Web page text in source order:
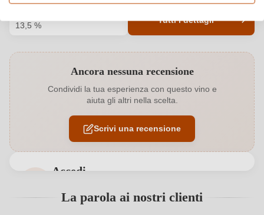
13,5 %
Tutti i dettagli
Annata 2019
Bio EU
Bio Sì
Ancora nessuna recensione
Condividi la tua esperienza con questo vino e
aiuta gli altri nella scelta.
Scrivi una recensione
Accedi
ancora registrato?
La parola ai nostri clienti